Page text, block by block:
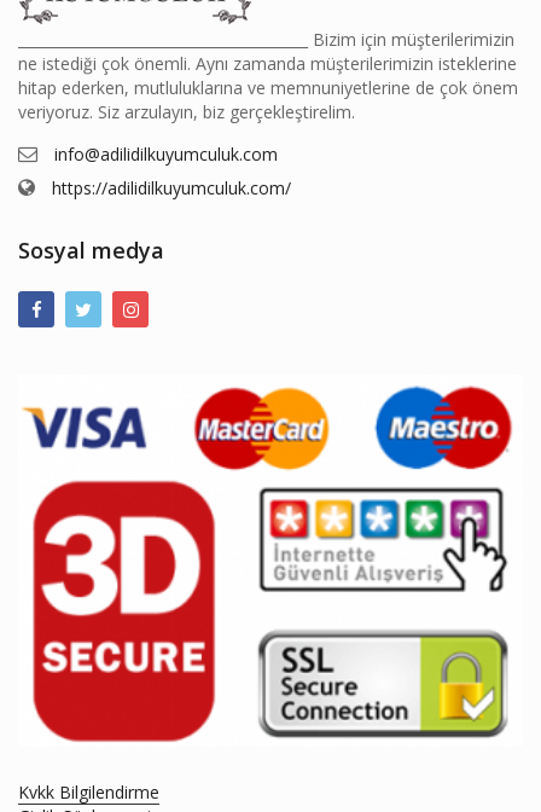
________________________________________ Bizim için müşterilerimizin
ne istediği çok önemli. Aynı zamanda müşterilerimizin isteklerine
hitap ederken, mutluluklarına ve memnuniyetlerine de çok önem
veriyoruz. Siz arzulayın, biz gerçekleştirelim.
info@adilidilkuyumculuk.com
https://adilidilkuyumculuk.com/
Sosyal medya
Kvkk Bilgilendirme